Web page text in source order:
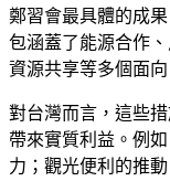
鄭習會最具體的成
包涵蓋了能源合作
資源共享等多個面
對台灣而言，這些
帶來實質利益。例
力；觀光便利的推